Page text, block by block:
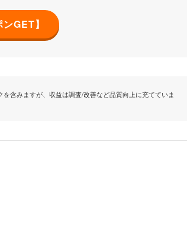
GET】
含みますが、収益は調査/改善など品質向上に充てていま